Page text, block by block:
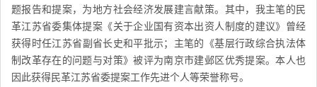
题报告和提案，为地方社会经济发展建言献策。其中，我主笔的民
革江苏省委集体提案《关于企业国有资本出资人制度的建议》曾经
获得时任江苏省副省长史和平批示；主笔的《基层行政综合执法体
制改革存在的问题与对策》被评为南京市建邺区优秀提案。本人也
因此获得民革江苏省委提案工作先进个人等荣誉称号。